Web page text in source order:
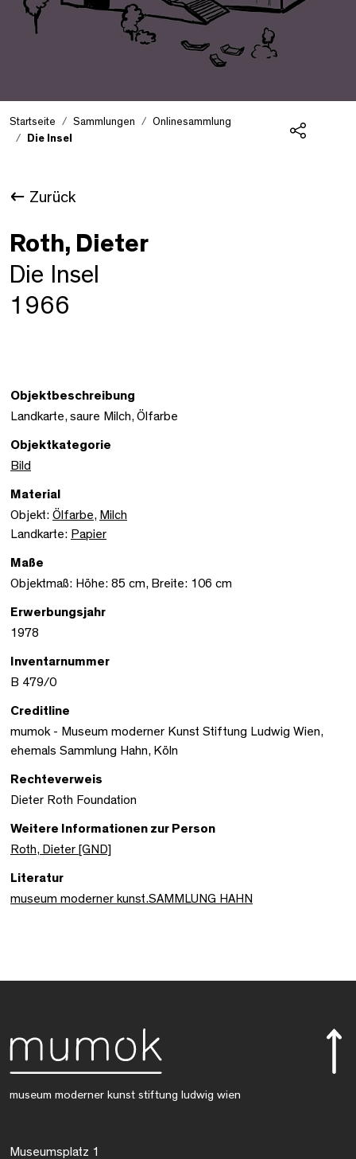
Startseite Sammlungen
Onlinesammlung
Die Insel
Zurück
Roth, Dieter
Die Insel
1966
Objektbeschreibung
Landkarte, saure Milch, Ölfarbe
Objektkategorie
Bild
Material
Objekt: Ölfarbe, Milch
Landkarte: Papier
Maße
Objektmaß: Höhe: 85 cm, Breite: 106 cm
Erwerbungsjahr
1978
Inventarnummer
B 479/0
Creditline
mumok - Museum moderner Kunst Stiftung Ludwig Wien,
ehemals Sammlung Hahn, Köln
Rechteverweis
Dieter Roth Foundation
Weitere Informationen zur Person
Roth, Dieter [GND]
Literatur
museum moderner kunst.SAMMLUNG HAHN
museum moderner kunst stiftung ludwig wien
Museumsplatz 1